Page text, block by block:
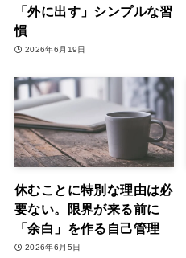
「外に出す」シンプルな習
慣
2026年6月19日
休むことに特別な理由は必
要ない。限界が来る前に
「余白」を作る自己管理
2026年6月5日